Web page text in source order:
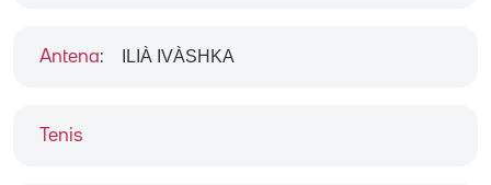
Tenis
Antena: ILIÀ IVÀSHKA